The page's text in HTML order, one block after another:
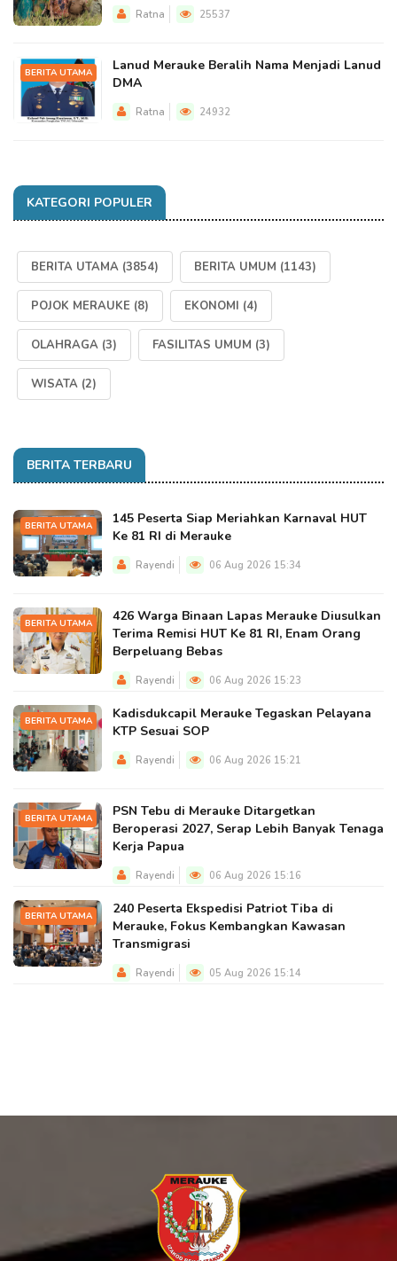
Ratna 25537
BERITA UTAMA
Lanud Merauke Beralih Nama Menjadi Lanud
DMA
Ratna 24932
KATEGORI POPULER
BERITA UTAMA (3854) BERITA UMUM (1143)
POJOK MERAUKE (8) EKONOMI (4)
OLAHRAGA (3) FASILITAS UMUM (3)
WISATA (2)
BERITA TERBARU
BERITA UTAMA
145 Peserta Siap Meriahkan Karnaval HUT
Ke 81 RI di Merauke
Rayendi 06 Aug 2026 15:34
BERITA UTAMA
426 Warga Binaan Lapas Merauke Diusulkan
Terima Remisi HUT Ke 81 RI, Enam Orang
Berpeluang Bebas
Rayendi 06 Aug 2026 15:23
BERITA UTAMA
Kadisdukcapil Merauke Tegaskan Pelayana
KTP Sesuai SOP
Rayendi 06 Aug 2026 15:21
BERITA UTAMA
PSN Tebu di Merauke Ditargetkan
Beroperasi 2027, Serap Lebih Banyak Tenaga
Kerja Papua
Rayendi 06 Aug 2026 15:16
BERITA UTAMA
240 Peserta Ekspedisi Patriot Tiba di
Merauke, Fokus Kembangkan Kawasan
Transmigrasi
Rayendi 05 Aug 2026 15:14